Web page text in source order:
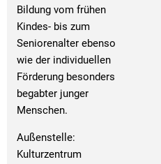
Bildung vom frühen
Kindes- bis zum
Seniorenalter ebenso
wie der individuellen
Förderung besonders
begabter junger
Menschen.
Außenstelle:
Kulturzentrum